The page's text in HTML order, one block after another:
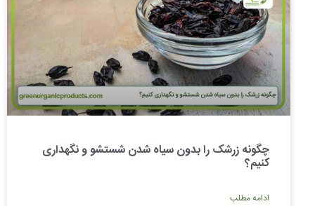
چگونه زرشک را بدون سیاه شدن شستشو و نگهداری
کنیم؟
ادامه مطلب